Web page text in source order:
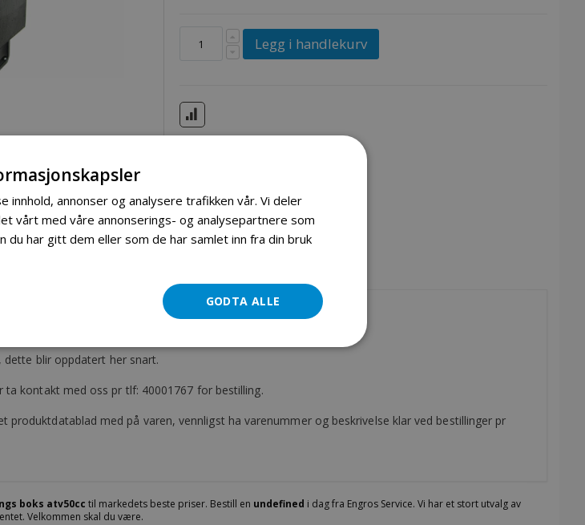
(atv50cc)
Legg i handlekurv
blir oppdatert her snart.
ta kontakt med oss pr tlf: 40001767 for bestilling.
produktdatablad med på varen, vennligst ha varenummer og beskrivelse klar ved bestillinger pr
boks atv50cc til markedets beste priser. Bestill en undefined i dag fra Engros Service. Vi har et stort utvalg av
Velkommen skal du være.
innhold, annonser og analysere trafikken vår. Vi deler
vårt med våre annonserings- og analysepartnere som
du har gitt dem eller som de har samlet inn fra din bruk
GODTA ALLE